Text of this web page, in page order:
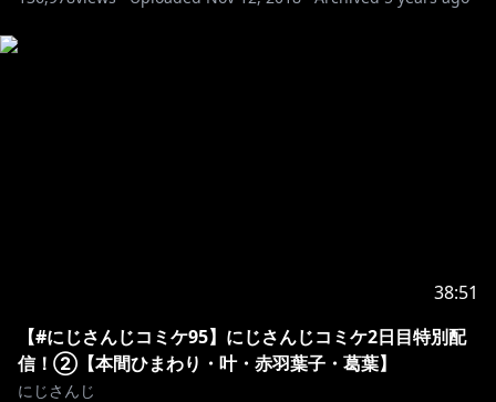
38:51
【#にじさんじコミケ95】にじさんじコミケ2日目特別配
信！②【本間ひまわり・叶・赤羽葉子・葛葉】
にじさんじ